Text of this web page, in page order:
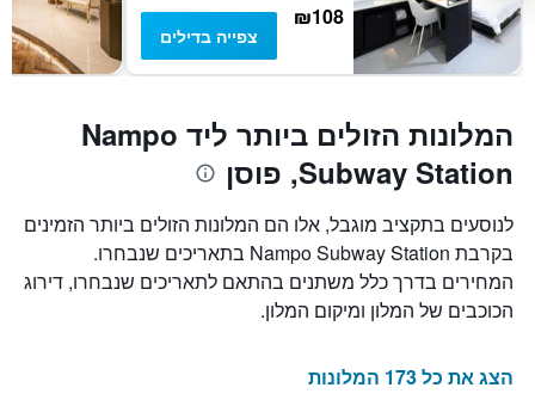
₪108
צפייה בדילים
המלונות הזולים ביותר ליד Nampo
Subway Station, פוסן
לנוסעים בתקציב מוגבל, אלו הם המלונות הזולים ביותר הזמינים
בקרבת Nampo Subway Station בתאריכים שנבחרו.
המחירים בדרך כלל משתנים בהתאם לתאריכים שנבחרו, דירוג
הכוכבים של המלון ומיקום המלון.
הצג את כל 173 המלונות